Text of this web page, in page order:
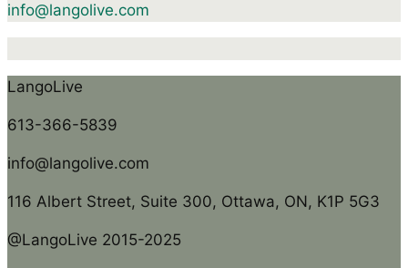
info@langolive.com
LangoLive
613-366-5839
info@langolive.com
116 Albert Street, Suite 300, Ottawa, ON, K1P 5G3
@LangoLive 2015-2025